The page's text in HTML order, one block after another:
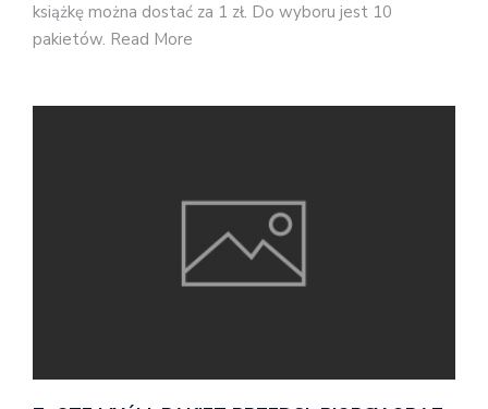
książkę można dostać za 1 zł. Do wyboru jest 10
pakietów. Read More